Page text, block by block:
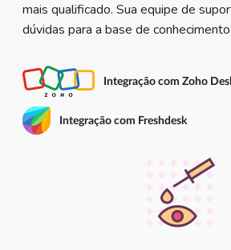
mais qualificado. Sua equipe de
dúvidas para a base de
Integração com Zoho
Integração com Freshdesk